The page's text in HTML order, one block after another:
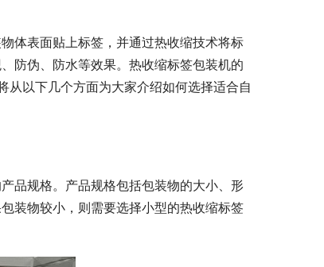
体表面贴上标签，并通过热收缩技术将标
防伪、防水等效果。热收缩标签包装机的
从以下几个方面为大家介绍如何选择适合自
品规格。产品规格包括包装物的大小、形
装物较小，则需要选择小型的热收缩标签